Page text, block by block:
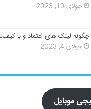
جولای 10, 2023
چگونه لینک های اعتماد و با
جولای 4, 2023
موبایل